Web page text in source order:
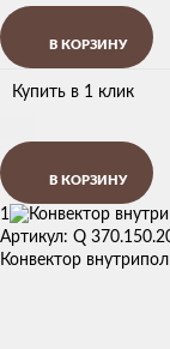
В КОРЗИНУ
Купить в 1 клик
В КОРЗИНУ
1
Артикул: Q
Конвектор